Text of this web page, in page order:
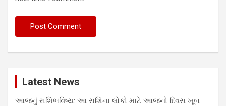
Latest News
આજનું રાશિભવિષ્ય: આ રાશિના લોકો માટે આજનો દિવસ ખૂબ